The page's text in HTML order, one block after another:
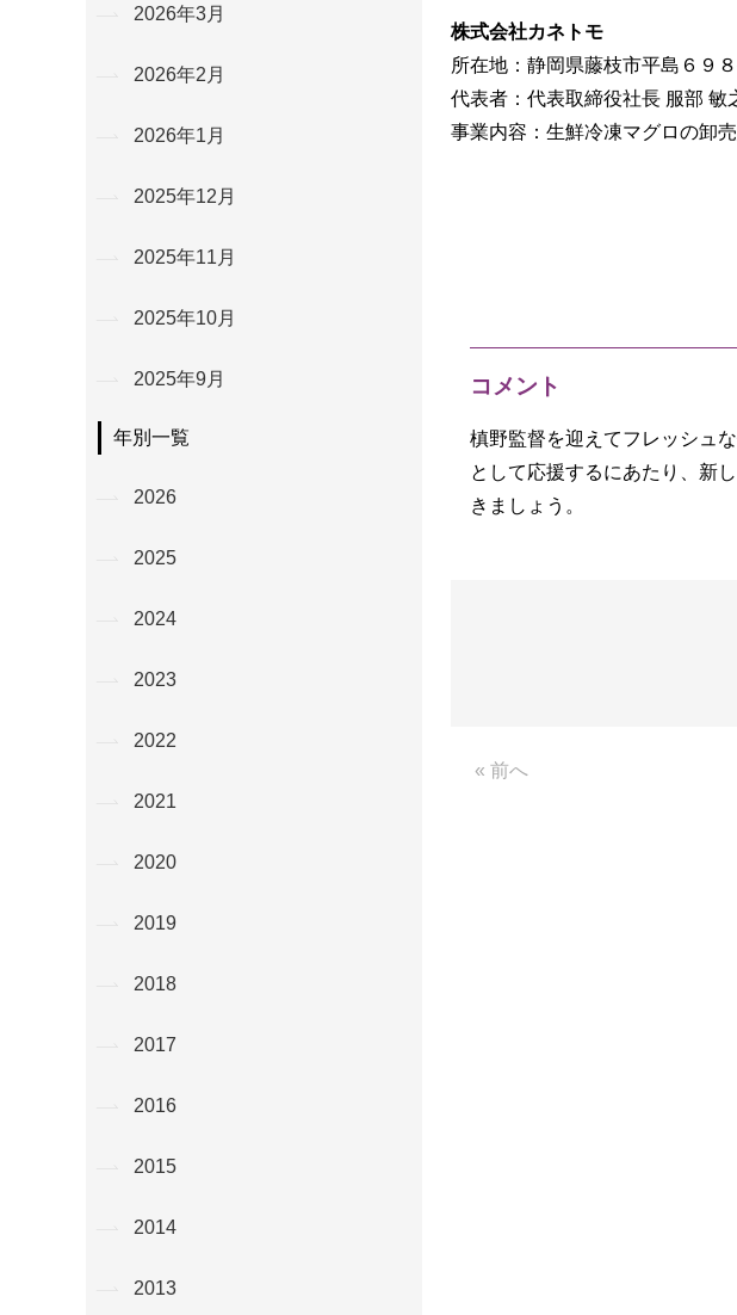
株式会社カネトモ
所在地：静岡県藤枝市平島６９
代表者：代表取締役社長 服部 敏
事業内容：生鮮冷凍マグロの卸
コメント
槙野監督を迎えてフレッシュ
として応援するにあたり、新
きましょう。
« 前へ
2026年3月
2026年2月
2026年1月
2025年12月
2025年11月
2025年10月
2025年9月
年別一覧
2026
2025
2024
2023
2022
2021
2020
2019
2018
2017
2016
2015
2014
2013